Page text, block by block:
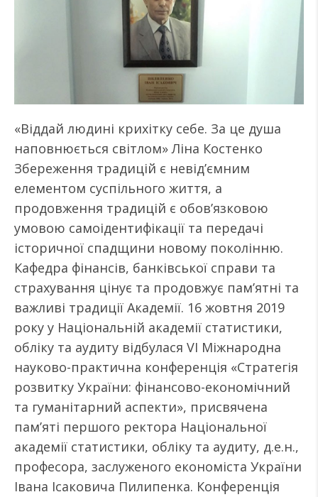
«Віддай людині крихітку себе. За це душа
наповнюється світлом» Ліна Костенко
Збереження традицій є невід’ємним
елементом суспільного життя, а
продовження традицій є обов’язковою
умовою самоідентифікації та передачі
історичної спадщини новому поколінню.
Кафедра фінансів, банківської справи та
страхування цінує та продовжує пам’ятні та
важливі традиції Академії. 16 жовтня 2019
року у Національній академії статистики,
обліку та аудиту відбулася VІ Міжнародна
науково-практична конференція «Стратегія
розвитку України: фінансово-економічний
та гуманітарний аспекти», присвячена
пам’яті першого ректора Національної
академії статистики, обліку та аудиту, д.е.н.,
професора, заслуженого економіста України
Івана Ісаковича Пилипенка. Конференція